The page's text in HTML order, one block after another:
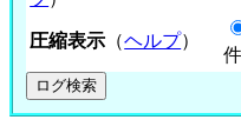
圧縮表示 （ヘルプ）